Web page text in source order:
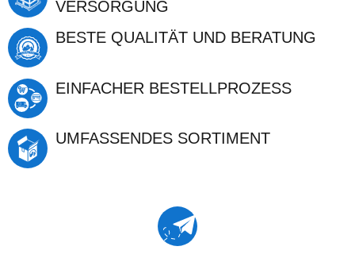
VERSORGUNG
BESTE QUALITÄT UND BERATUNG
EINFACHER BESTELLPROZESS
UMFASSENDES SORTIMENT